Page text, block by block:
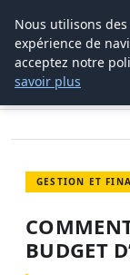
LEAD
ACCUEIL
GESTION
COMMENT CRÉER
GESTION ET
BUDGET
Nous utilisons
expérience de
acceptez notre
savoir plus